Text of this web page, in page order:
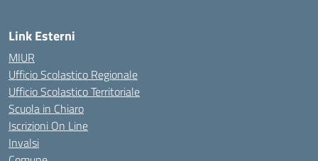
Link Esterni
MIUR
Ufficio Scolastico Regionale
Ufficio Scolastico Territoriale
Scuola in Chiaro
Iscrizioni On Line
Invalsi